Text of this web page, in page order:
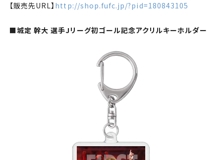
【販売先URL】 http://shop.fufc.jp/?pid=180843105
■城定 幹大 選手Jリーグ初ゴール記念アクリルキーホルダー